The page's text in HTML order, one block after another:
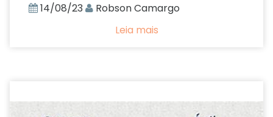
14/08/23
Robson Camargo
Leia mais